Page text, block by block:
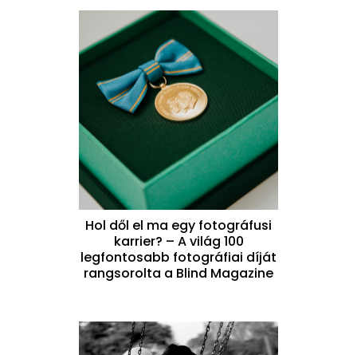
Hol dől el ma egy fotográfusi
karrier? – A világ 100
legfontosabb fotográfiai díját
rangsorolta a Blind Magazine